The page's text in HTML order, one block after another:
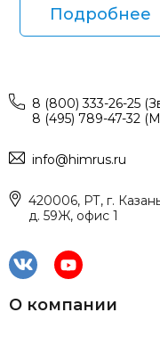
Подробнее
8 (800) 333-26-25
8 (495) 789-47-32
info@himrus.ru
420006, РТ, г.
д. 59Ж, офис 1
О компании